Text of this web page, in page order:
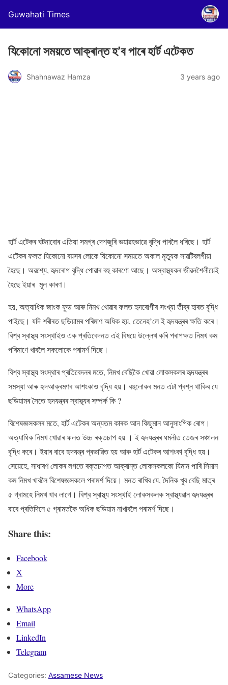
Guwahati Times
যিকোনো সময়তে আক্ৰান্ত হ’ব পাৰে হাৰ্ট এটেকত
Shahnawaz Hamza 3 years ago
হাৰ্ট এটেকৰ ঘটনাবোৰ এতিয়া সমগ্ৰ দেশজুৰি ভয়াৱহভাৱে বৃদ্ধি পাবলৈ ধৰিছে। হাৰ্ট
এটেকৰ ফলত যিকোনো বয়সৰ লোকে যিকোনো সময়তে অকাল মৃত্যুক সাৱটিবলগীয়া
হৈছে। অৱশ্যে, হৃদৰোগ বৃদ্ধি পোৱাৰ বহু কাৰণো আছে। অস্বাস্থ্যকৰ জীৱনশৈলীয়েই
হৈছে ইয়াৰ মূল কাৰণ।
হয়, অত্যাধিক জাংক ফুড আৰু নিমখ খোৱাৰ ফলত হৃদৰোগীৰ সংখ্যা তীব্ৰ হাৰত বৃদ্ধি
পাইছে। যদি শৰীৰত ছডিয়ামৰ পৰিমাণ অধিক হয়, তেনেহ’লে ই হৃদযন্ত্ৰৰ ক্ষতি কৰে।
বিশ্ব স্বাস্থ্য সংস্থাইও এক প্ৰতিবেদনত এই বিষয়ে উল্লেখ কৰি পৰাপক্ষত নিমখ কম
পৰিমাণে খাবলৈ সকলোকে পৰামৰ্শ দিছে।
বিশ্ব স্বাস্থ্য সংস্থাৰ প্ৰতিবেদনৰ মতে, নিমখ বেছিকৈ খোৱা লোকসকলৰ হৃদযন্ত্ৰৰ
সমস্যা আৰু হৃদআক্ৰমণৰ আশংকাও বৃদ্ধি হয়। বহুলোকৰ মনত এটা প্ৰশ্ন থাকিব যে
ছডিয়ামৰ সৈতে হৃদযন্ত্ৰৰ স্বাস্থ্যৰ সম্পৰ্ক কি ?
বিশেষজ্ঞসকলৰ মতে, হাৰ্ট এটেকৰ অন্যতম কাৰক আন কিছুমান আনুসাংগিক ৰোগ।
অত্যাধিক নিমখ খোৱাৰ ফলত উচ্চ ৰক্তচাপ হয় । ই হৃদযন্ত্ৰৰ ধমনীত তেজৰ সঞ্চালন
বৃদ্ধি কৰে। ইয়াৰ বাবে হৃদযন্ত্ৰ প্ৰভাৱিত হয় আৰু হাৰ্ট এটেকৰ আশংকা বৃদ্ধি হয়।
সেয়েহে, সাধাৰণ লোকৰ লগতে ৰক্তচাপত আক্ৰান্ত লোকসকলকো যিমান পাৰি সিমান
কম নিমখ খাবলৈ বিশেষজ্ঞসকলে পৰামৰ্শ দিয়ে। মনত ৰাখিব যে, দৈনিক খুব বেছি মাত্ৰ
৫ গ্ৰামহে নিমখ খাব লাগে। বিশ্ব স্বাস্থ্য সংস্থাই লোকসকলক স্বাস্থ্যৱান হৃদযন্ত্ৰৰ
বাবে প্ৰতিদিনে ৫ গ্ৰামতকৈ অধিক ছডিয়াম নাখাবলৈ পৰামৰ্শ দিছে।
Share this:
Facebook
X
More
WhatsApp
Email
LinkedIn
Telegram
Categories: Assamese News